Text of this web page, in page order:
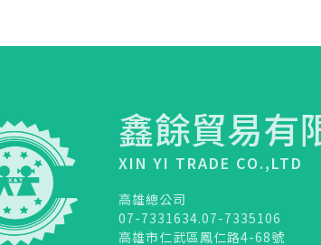
鑫餘貿易有
XIN YI TRADE CO.,LTD
高雄總公司
07-7331634.07-7335106
高雄市仁武區鳳仁路4-68號